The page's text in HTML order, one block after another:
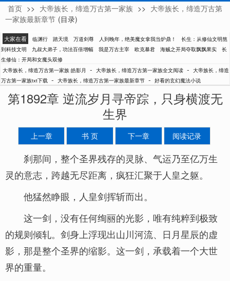
皓影月
首页 >> 大帝族长，缔造万古第一家族 >> 大帝族长，缔造万古第
一家族最新章节 (目录)
大家在看 临渊行 踏天境 万道剑尊 人到晚年，绝美魔女拿我当炉鼎！
长生：从修仙文明熬
到科技文明
九叔大弟子，功法百倍增幅 我是万古主宰 欧克暴君 海贼之开局夺取飘飘果实
长
生修仙：开局和女魔头双修
大帝族长，缔造万古第一家族 皓影月
- 大帝族长，缔造万古第一家族全文阅读 - 大帝族长，缔造
万古第一家族txt下载 - 大帝族长，缔造万古第一家族最新章节 - 好看的玄幻魔法小说
第1892章 逆流岁月寻帝踪，只身横渡无
生界
上一章 书 页 下一章 阅读记录
刹那间，整个圣界残存的灵脉、气运乃至亿万生
灵的意志，跨越无尽距离，疯狂汇聚于人皇之躯。
他猛然睁眼，人皇剑挥斩而出。
这一剑，没有任何绚丽的光影，唯有纯粹到极致
的规则倾轧。剑身上浮现出山川河流、日月星辰的虚
影，那是整个圣界的缩影。这一剑，承载着一个大世
界的重量。